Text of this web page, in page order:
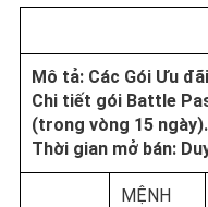
Mô tả: Các Gói Ưu
Chi tiết gói Battle
(trong vòng 15 ngày).
Thời gian mở bán:
MỆNH